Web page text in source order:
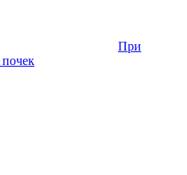
При
почек